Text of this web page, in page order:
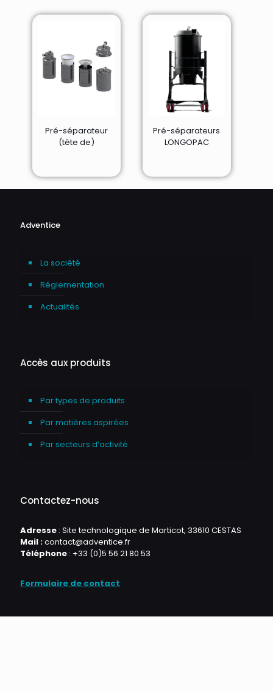
Pré-séparateur
(tête de)
Pré-séparateurs
LONGOPAC
Adventice
La société
Réglementation
Actualités
Accès aux produits
Par types de produits
Par matières aspirées
Par secteurs d’activité
Contactez-nous
Adresse : Site technologique de Marticot, 33610 CESTAS
Mail :contact@adventice.fr
Téléphone : +33 (0)5 56 21 80 53
Formulaire de contact